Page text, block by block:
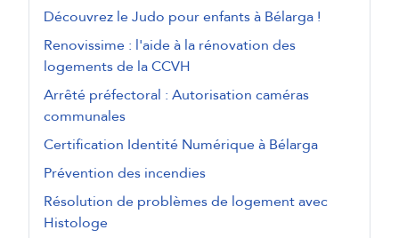
Découvrez le Judo pour enfants à Bélarga !
Renovissime : l'aide à la rénovation des
logements de la CCVH
Arrêté préfectoral : Autorisation caméras
communales
Certification Identité Numérique à Bélarga
Prévention des incendies
Résolution de problèmes de logement avec
Histologe